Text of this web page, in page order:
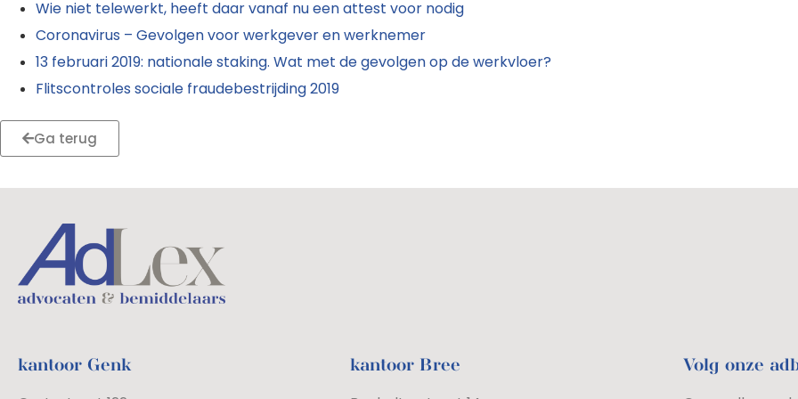
Wie niet telewerkt, heeft daar vanaf nu een attest voor nodig
Coronavirus – Gevolgen voor werkgever en werknemer
13 februari 2019: nationale staking. Wat met de gevolgen op de werkvloer?
Flitscontroles sociale fraudebestrijding 2019
Ga terug
kantoor Genk
kantoor Bree
Volg onze